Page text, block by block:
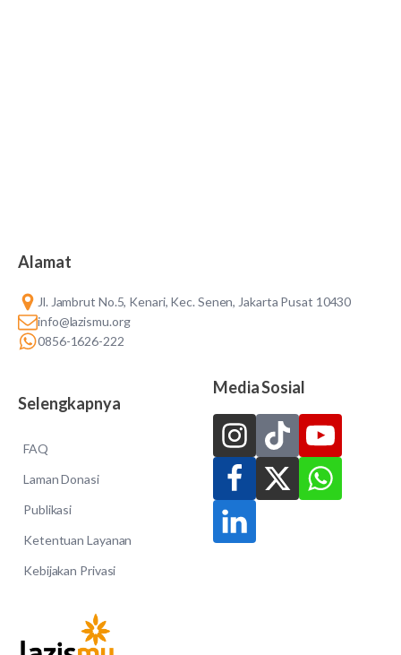
Alamat
Jl. Jambrut No.5, Kenari, Kec. Senen, Jakarta Pusat 10430
info@lazismu.org
0856-1626-222
Selengkapnya
FAQ
Laman Donasi
Publikasi
Ketentuan Layanan
Kebijakan Privasi
Media Sosial